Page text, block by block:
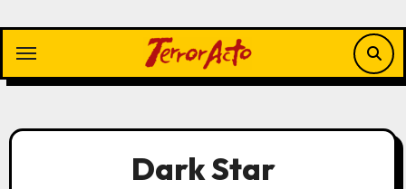
contenido
Dark Star